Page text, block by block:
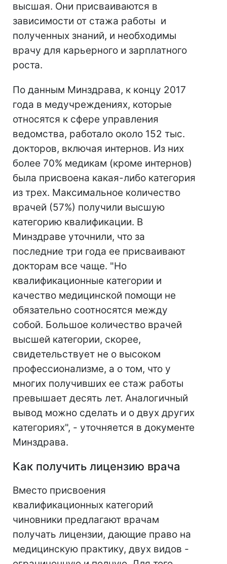
высшая. Они присваиваются в
зависимости от стажа работы и
полученных знаний, и необходимы
врачу для карьерного и зарплатного
роста.
По данным Минздрава, к концу 2017
года в медучреждениях, которые
относятся к сфере управления
ведомства, работало около 152 тыс.
докторов, включая интернов. Из них
более 70% медикам (кроме интернов)
была присвоена какая-либо категория
из трех. Максимальное количество
врачей (57%) получили высшую
категорию квалификации. В
Минздраве уточнили, что за
последние три года ее присваивают
докторам все чаще. "Но
квалификационные категории и
качество медицинской помощи не
обязательно соотносятся между
собой. Большое количество врачей
высшей категории, скорее,
свидетельствует не о высоком
профессионализме, а о том, что у
многих получивших ее стаж работы
превышает десять лет. Аналогичный
вывод можно сделать и о двух других
категориях", - уточняется в документе
Минздрава.
Как получить лицензию врача
Вместо присвоения
квалификационных категорий
чиновники предлагают врачам
получать лицензии, дающие право на
медицинскую практику, двух видов -